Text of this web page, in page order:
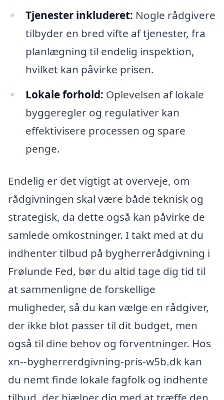
Tjenester inkluderet: Nogle rådgivere
tilbyder en bred vifte af tjenester, fra
planlægning til endelig inspektion,
hvilket kan påvirke prisen.
Lokale forhold: Oplevelsen af lokale
byggeregler og regulativer kan
effektivisere processen og spare
penge.
Endelig er det vigtigt at overveje, om
rådgivningen skal være både teknisk og
strategisk, da dette også kan påvirke de
samlede omkostninger. I takt med at du
indhenter tilbud på bygherrerådgivning i
Frølunde Fed, bør du altid tage dig tid til
at sammenligne de forskellige
muligheder, så du kan vælge en rådgiver,
der ikke blot passer til dit budget, men
også til dine behov og forventninger. Hos
xn--bygherrerdgivning-pris-w5b.dk kan
du nemt finde lokale fagfolk og indhente